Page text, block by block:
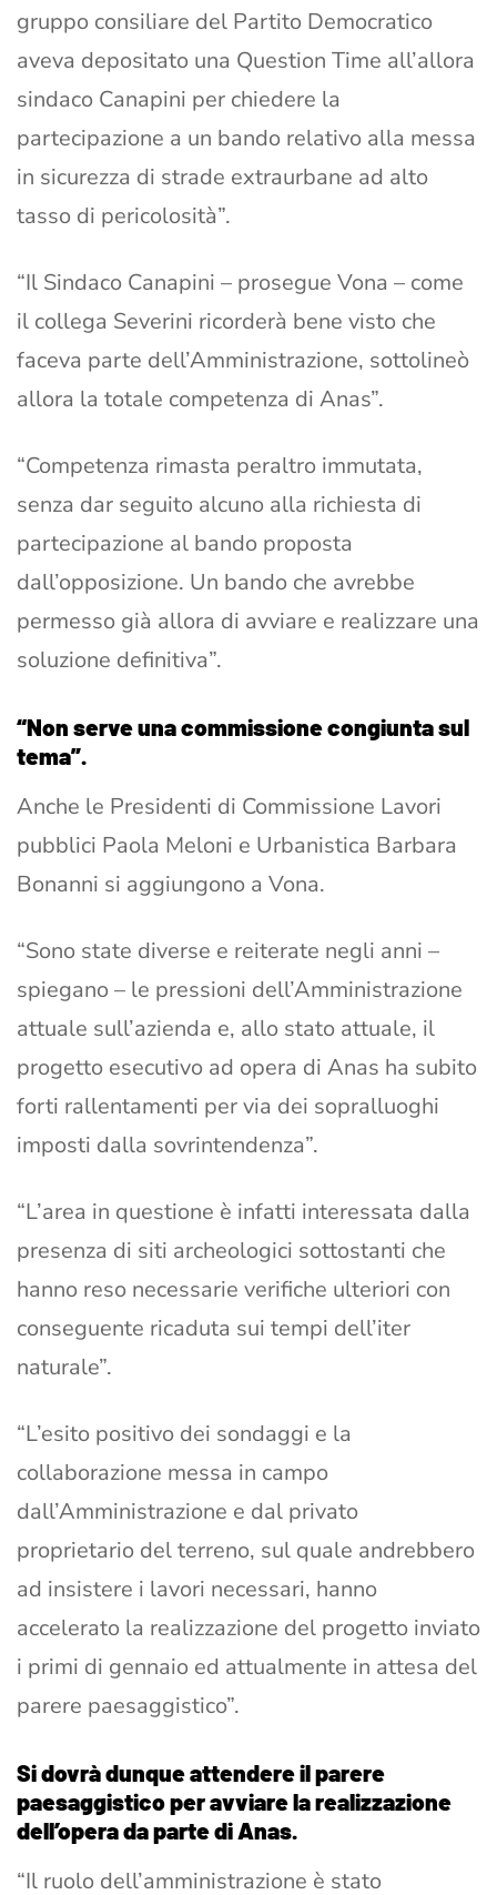
gruppo consiliare del Partito Democratico
aveva depositato una Question Time all’allora
sindaco Canapini per chiedere la
partecipazione a un bando relativo alla messa
in sicurezza di strade extraurbane ad alto
tasso di pericolosità”.
“Il Sindaco Canapini – prosegue Vona – come
il collega Severini ricorderà bene visto che
faceva parte dell’Amministrazione, sottolineò
allora la totale competenza di Anas”.
“Competenza rimasta peraltro immutata,
senza dar seguito alcuno alla richiesta di
partecipazione al bando proposta
dall’opposizione. Un bando che avrebbe
permesso già allora di avviare e realizzare una
soluzione definitiva”.
“Non serve una commissione congiunta sul
tema”.
Anche le Presidenti di Commissione Lavori
pubblici Paola Meloni e Urbanistica Barbara
Bonanni si aggiungono a Vona.
“Sono state diverse e reiterate negli anni –
spiegano – le pressioni dell’Amministrazione
attuale sull’azienda e, allo stato attuale, il
progetto esecutivo ad opera di Anas ha subito
forti rallentamenti per via dei sopralluoghi
imposti dalla sovrintendenza”.
“L’area in questione è infatti interessata dalla
presenza di siti archeologici sottostanti che
hanno reso necessarie verifiche ulteriori con
conseguente ricaduta sui tempi dell’iter
naturale”.
“L’esito positivo dei sondaggi e la
collaborazione messa in campo
dall’Amministrazione e dal privato
proprietario del terreno, sul quale andrebbero
ad insistere i lavori necessari, hanno
accelerato la realizzazione del progetto inviato
i primi di gennaio ed attualmente in attesa del
parere paesaggistico”.
Si dovrà dunque attendere il parere
paesaggistico per avviare la realizzazione
dell’opera da parte di Anas.
“Il ruolo dell’amministrazione è stato